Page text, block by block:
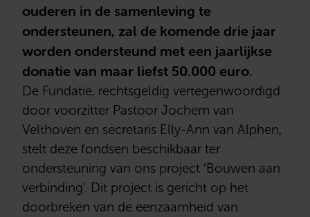
ouderen in de samenleving te
ondersteunen, zal de komende drie jaar
worden ondersteund met een jaarlijkse
donatie van maar liefst 50.000 euro.
De Fundatie, rechtsgeldig vertegenwoordigd
door voorzitter Pastoor Jochem van
Velthoven en secretaris Elly-Ann van Alphen,
stelt deze fondsen beschikbaar ter
ondersteuning van ons project ‘Bouwen aan
verbinding’. Dit project is gericht op het
doorbreken van de eenzaamheid van